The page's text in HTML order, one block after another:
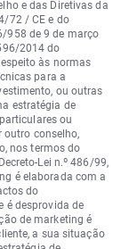
e das Diretivas da
72 / CE e do
958 de 9 de março
2014 do
às normas
para a
ou outras
estratégia de
ou
outro conselho,
nos termos do
Lei n.º 486/99,
é elaborada com a
do
é desprovida de
de marketing é
a sua situação